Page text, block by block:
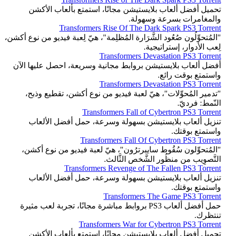
تحميل أفضل ألعاب بلايستيشن مجانًا، استمتع بألعاب الأكشن
والمغامرات بسرعة وسهولة.
Transformers Rise Of The Dark Spark PS3 Torrent
"المُتحوِّلُون صُعُود الشَّرَارة المُظلِمة"، هيّ لِعبة فيديو من نوع أكشن،
لِعب الأدوار، إستراتيجية.
Transformers Devastation PS3 Torrent
أفضل ألعاب بلايستيشن بروابط مجانية وسريعة، احصل عليها الآن
واستمتع بوقت رائع.
Transformers Devastation PS3 Torrent
"تدمير المُحوِّلات"، هيّ لعبة فيديو من نوع أكشن، تقطيع وذبح،
النّمط: فرديّ.
Transformers Fall of Cybertron PS3 Torrent
تنزيل ألعاب بلايستيشن بسهولة وسرعة، حمل أفضل الألعاب
واستمتع بوقتك.
Transformers Fall Of Cybertron PS3 Torrent
"المُتحوِّلون سُقُوط سايبرترُون"، هيّ لعبة فيديو من نوع أكشن،
التَّصوِيب من منظُور الشَّخص الثَّالث.
Transformers Revenge of The Fallen PS3 Torrent
تنزيل ألعاب بلايستيشن بسهولة وسرعة، حمل أفضل الألعاب
واستمتع بوقتك.
Transformers The Game PS3 Torrent
حمل أفضل ألعاب PS3 بروابط مباشرة مجانًا، تجربة لعب مثيرة
تنتظرك.
Transformers War for Cybertron PS3 Torrent
تحميل أفضل ألعاب بلايستيشن مجانًا، استمتع بألعاب الأكشن